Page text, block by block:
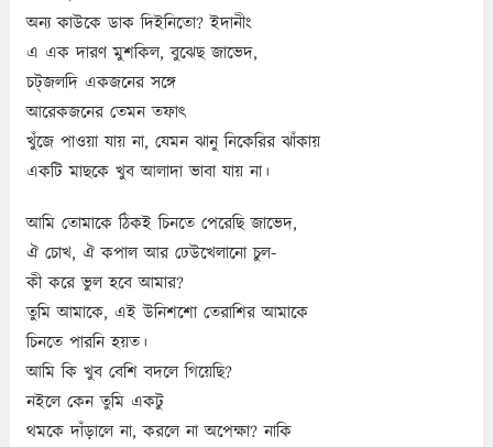
অন্য কাউকে ডাক দিইনিতো? ইদানীং
এ এক দারণ মুশকিল, বুঝেছ জাভেদ,
চট্‌জলদি একজনের সঙ্গে
আরেকজনের তেমন তফাৎ
খুঁজে পাওয়া যায় না, যেমন ঝানু নিকেরির ঝাঁকায়
একটি মাছকে খুব আলাদা ভাবা যায় না।
আমি তোমাকে ঠিকই চিনতে পেরেছি জাভেদ,
ঐ চোখ, ঐ কপাল আর ঢেউখেলানো চুল-
কী করে ভুল হবে আমার?
তুমি আমাকে, এই উনিশশো তেরাশির আমাকে
চিনতে পারনি হয়ত।
আমি কি খুব বেশি বদলে গিয়েছি?
নইলে কেন তুমি একটু
থমকে দাঁড়ালে না, করলে না অপেক্ষা? নাকি